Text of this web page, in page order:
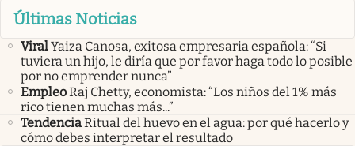
Últimas Noticias
ViralYaiza Canosa, exitosa empresaria española: “Si
tuviera un hijo, le diría que por favor haga todo lo posible
por no emprender nunca”
EmpleoRaj Chetty, economista: “Los niños del 1% más
rico tienen muchas más...”
TendenciaRitual del huevo en el agua: por qué hacerlo y
cómo debes interpretar el resultado